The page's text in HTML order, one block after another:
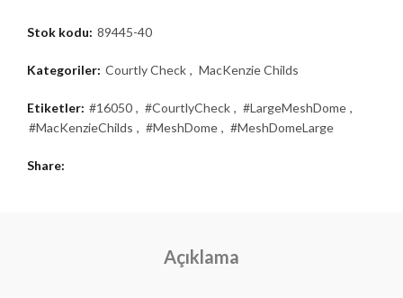
Stok kodu: 89445-40
Kategoriler: Courtly Check , MacKenzie Childs
Etiketler: #16050 , #CourtlyCheck , #LargeMeshDome ,
#MacKenzieChilds , #MeshDome , #MeshDomeLarge
Share
Açıklama